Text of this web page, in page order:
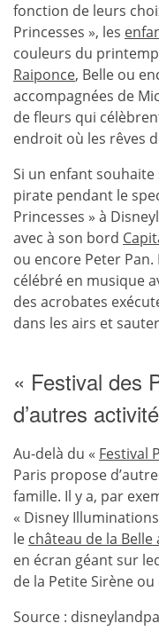
fonction de leurs
Princesses », les
couleurs du
Raiponce, Belle ou
accompagnées de
de fleurs qui
endroit où les rêves
Si un enfant souhaite
pirate pendant le
Princesses » à
avec à son bord
ou encore Peter Pan.
célébré en musique
des acrobates
dans les airs et
« Festival des
d’autres
Au-delà du « Festival
Paris propose
famille. Il y a, par
« Disney
le château de la
en écran géant sur
de la Petite Sirène ou
Source :